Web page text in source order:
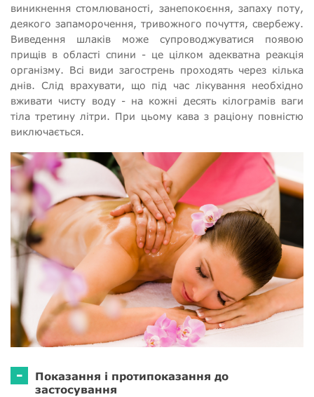
виникнення стомлюваності, занепокоєння, запаху поту,
деякого запаморочення, тривожного почуття, свербежу.
Виведення шлаків може супроводжуватися появою
прищів в області спини - це цілком адекватна реакція
організму. Всі види загострень проходять через кілька
днів. Слід врахувати, що під час лікування необхідно
вживати чисту воду - на кожні десять кілограмів ваги
тіла третину літри. При цьому кава з раціону повністю
виключається.
-
Показання і протипоказання до
застосування